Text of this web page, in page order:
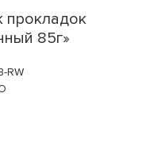
прокладок
85г»
RW